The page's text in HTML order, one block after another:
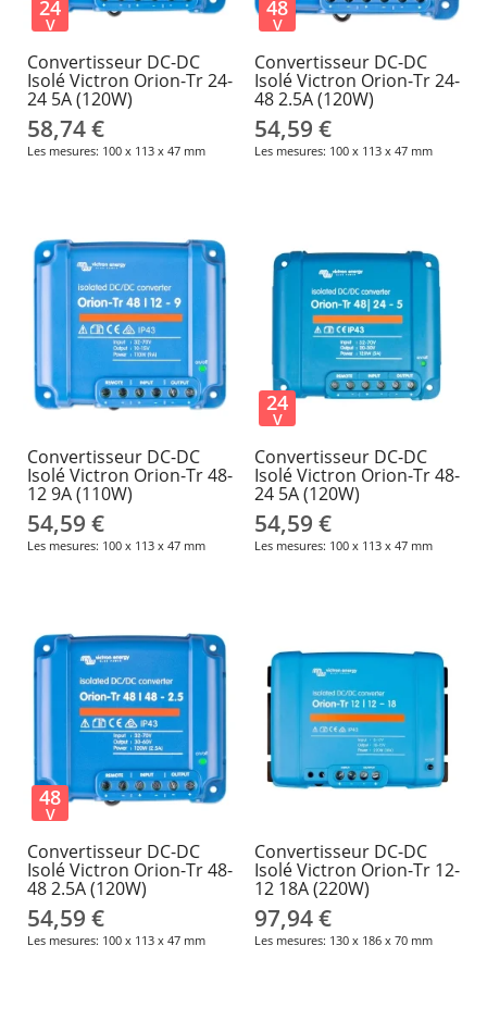
Convertisseur DC-DC
Isolé Victron Orion-Tr 24-
24 5A (120W)
58,74 €
Les mesures: 100 x 113 x 47 mm
24
V
Convertisseur DC-DC
Isolé Victron Orion-Tr 24-
48 2.5A (120W)
54,59 €
Les mesures: 100 x 113 x 47 mm
48
V
Convertisseur DC-DC
Isolé Victron Orion-Tr 48-
12 9A (110W)
54,59 €
Les mesures: 100 x 113 x 47 mm
Convertisseur DC-DC
Isolé Victron Orion-Tr 48-
24 5A (120W)
54,59 €
Les mesures: 100 x 113 x 47 mm
24
V
Convertisseur DC-DC
Isolé Victron Orion-Tr 48-
48 2.5A (120W)
54,59 €
Les mesures: 100 x 113 x 47 mm
48
V
Convertisseur DC-DC
Isolé Victron Orion-Tr 12-
12 18A (220W)
97,94 €
Les mesures: 130 x 186 x 70 mm